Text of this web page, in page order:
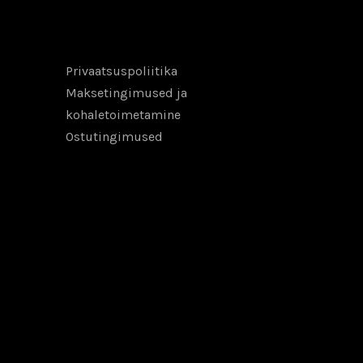
Privaatsuspoliitika
Maksetingimused ja
kohaletoimetamine
Ostutingimused